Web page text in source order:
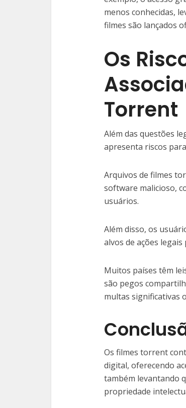
menos conhecidas,
filmes são lançados
Os
Torrent
Além das questões
apresenta riscos
Arquivos de filmes
software malicioso,
usuários.
Além disso, os
alvos de ações
Muitos países têm
são pegos
multas significativas
Os filmes torrent
digital, oferecendo
também levantando
propriedade